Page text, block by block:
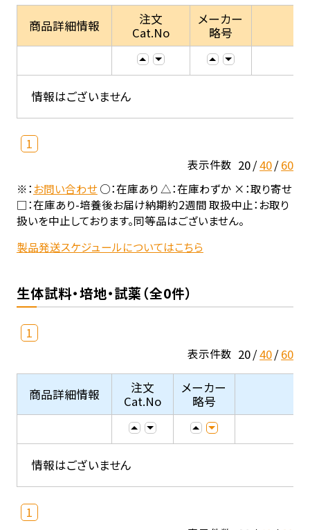
商品詳細情報
注文
Cat.No
メーカー
略号
情報はございません
1
表示件数 20 40 60
※：お問い合わせ○：在庫あり △：在庫わずか ×：取り寄せ
□：在庫あり-培養後お届け納期約2週間 取扱中止：お取り
扱いを中止しております。同等品はございません。
製品発送スケジュールについてはこちら
生体試料・培地・試薬（全0件）
1
表示件数 20 40 60
商品詳細情報
注文
Cat.No
メーカー
略号
情報はございません
1